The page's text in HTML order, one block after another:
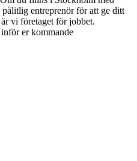
entreprenör för att ge ditt
vi företaget för jobbet.
er kommande